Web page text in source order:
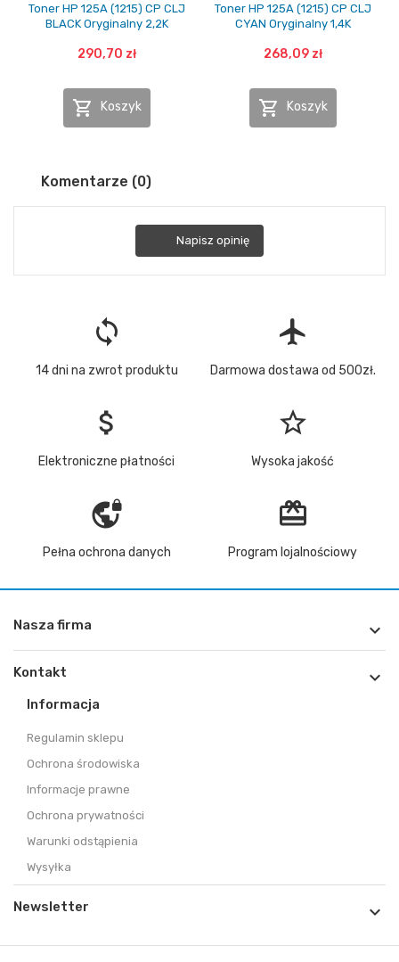
Toner HP 125A (1215) CP CLJ
BLACK Oryginalny 2,2K
290,70 zł
 Koszyk
Toner HP 125A (1215) CP CLJ
CYAN Oryginalny 1,4K
268,09 zł
 Koszyk
Komentarze (0)
Napisz opinię
loop
14 dni na zwrot produktu
flight
Darmowa dostawa od 500zł.
attach_money
Elektroniczne płatności
star_border
Wysoka jakość
vpn_lock
Pełna ochrona danych
redeem
Program lojalnościowy
Nasza firma 
Kontakt 
Informacja
Regulamin sklepu
Ochrona środowiska
Informacje prawne
Ochrona prywatności
Warunki odstąpienia
Wysyłka
Newsletter 